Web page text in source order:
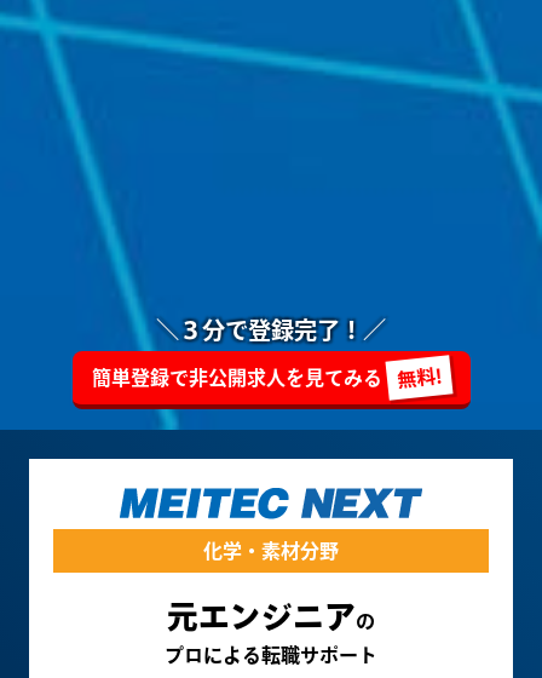
＼３分で登録完了！／
簡単登録で非公開求人を見てみる
化学・素材分野
元エンジニアの
プロによる転職サポート